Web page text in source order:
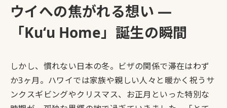
ウイへの焦がれる想い ―
「Kuʻu Home」誕生の瞬間
しかし、慣れない日本の冬。ビザの関係で滞在はわず
か3ヶ月。ハワイでは家族や親しい人々と暖かく祝うサ
ンクスギビングやクリスマス、お正月といった特別な